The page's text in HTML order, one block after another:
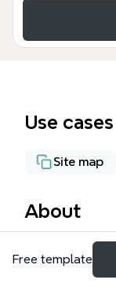
Use cases
Site map
About
Cette mind
structurer le
Free template